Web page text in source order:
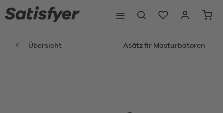
Übersicht Asätz fir Masturbatoren